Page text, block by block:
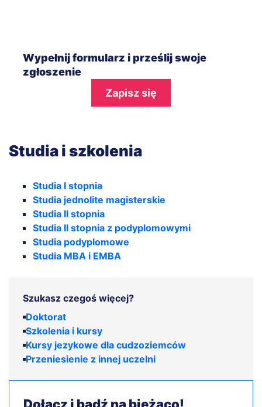
Wypełnij formularz i prześlij swoje
zgłoszenie
Zapisz się
Studia i szkolenia
Studia I stopnia
Studia jednolite magisterskie
Studia II stopnia
Studia II stopnia z podyplomowymi
Studia podyplomowe
Studia MBA i EMBA
Szukasz czegoś więcej?
Doktorat
Szkolenia i kursy
Kursy jezykowe dla cudzoziemców
Przeniesienie z innej uczelni